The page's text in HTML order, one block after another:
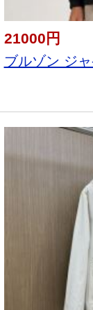
21000円
ブルゾン ジ